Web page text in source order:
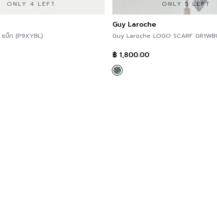
ONLY 4 LEFT
บ็ก (P9XYBL)
ONLY 5 LEFT
Guy Laroche
Guy Laroche LOGO SCARF
฿ 1,800.00